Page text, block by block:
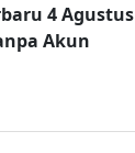
4 Agustus
Akun